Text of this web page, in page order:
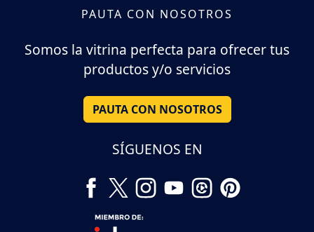
PAUTA CON NOSOTROS
Somos la vitrina perfecta para ofrecer tus
productos y/o servicios
PAUTA CON NOSOTROS
SÍGUENOS EN